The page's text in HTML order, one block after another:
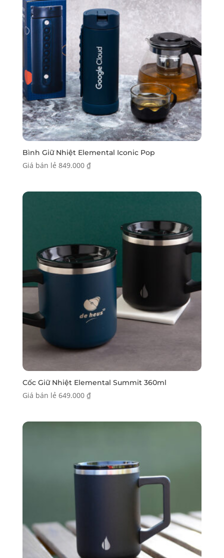
Bình Giữ Nhiệt Elemental Iconic Pop
Giá bán lẻ 849.000 ₫
Cốc Giữ Nhiệt Elemental Summit 360ml
Giá bán lẻ 649.000 ₫